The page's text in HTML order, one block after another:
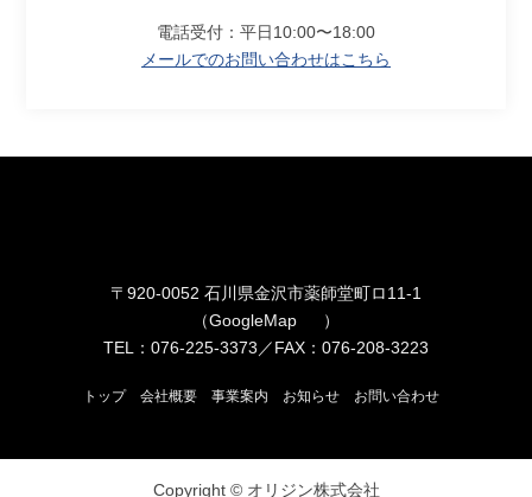
電話受付：平日10:00〜18:00
メールでのお問い合わせはこちら
〒920-0052 石川県金沢市薬師堂町ロ11-1
（GoogleMap
）
TEL：076-225-3373／FAX：076-208-3223
トップ 会社概要 事業案内 お知らせ お問い合わせ
Copyright © オリジン株式会社